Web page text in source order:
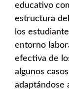
educativo
estructura
los
entorno
efectiva de
algunos
adaptándose